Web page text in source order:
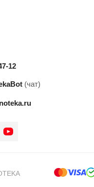
12
(чат)